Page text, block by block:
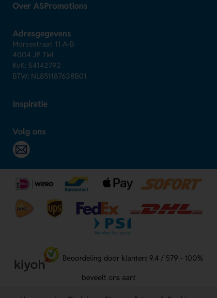
Over ASPromotions
Adresgegevens
Morsestraat 11 A-B
4004 JP Tiel
KvK: 54142792
BTW: NL851187638B01
Inspiratie
Volg ons
Beoordeling door klanten: 9.4 / 579 - 100%
beveelt ons aan!